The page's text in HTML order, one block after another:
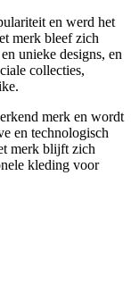
en werd het
merk bleef zich
unieke designs, en
collecties,
merk en wordt
en technologisch
merk blijft zich
kleding voor